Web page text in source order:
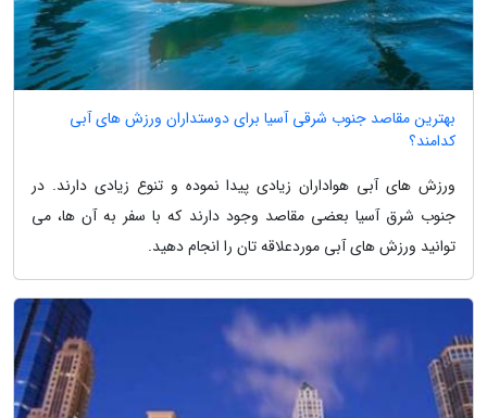
بهترین مقاصد جنوب شرقی آسیا برای دوستداران ورزش های آبی
کدامند؟
ورزش های آبی هواداران زیادی پیدا نموده و تنوع زیادی دارند. در
جنوب شرق آسیا بعضی مقاصد وجود دارند که با سفر به آن ها، می
توانید ورزش های آبی موردعلاقه تان را انجام دهید.